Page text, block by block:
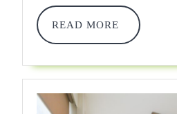
READ MORE
READ
MORE